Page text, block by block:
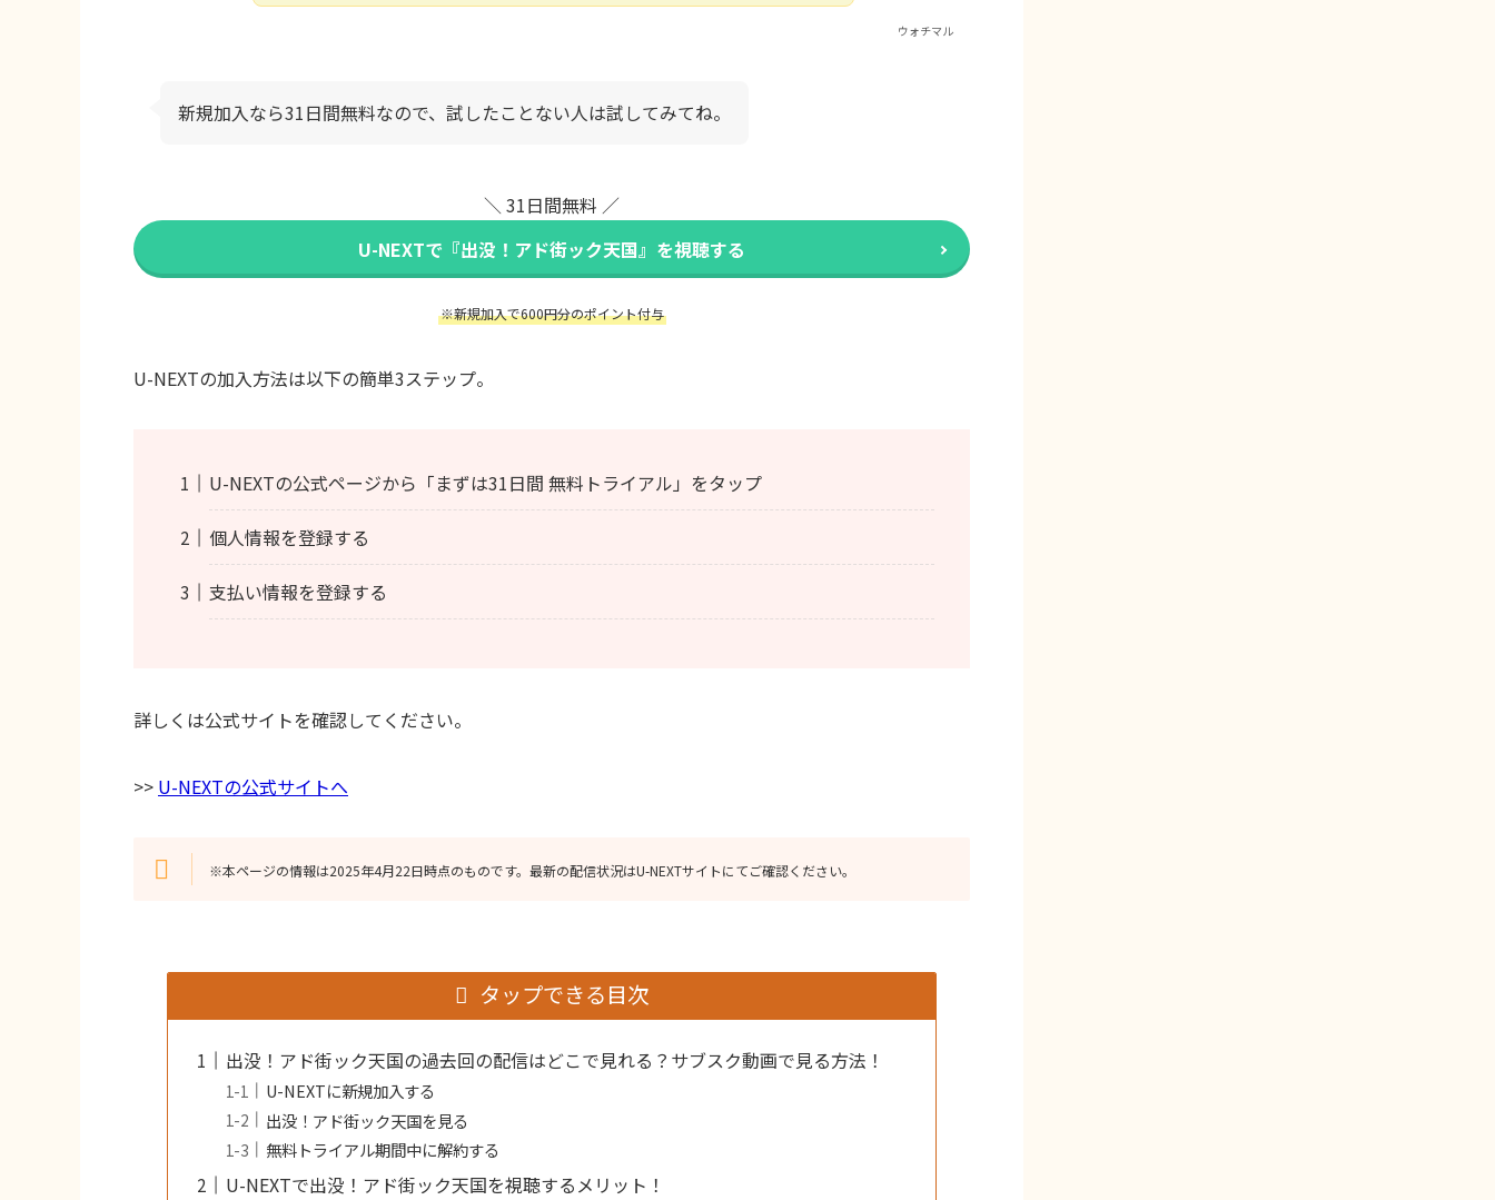
ウォチマル
新規加入なら31日間無料なので、試したことない人は試してみてね。
＼ 31日間無料 ／
U-NEXTで『出没！アド街ック天国』を視聴する
※新規加入で600円分のポイント付与
U-NEXTの加入方法は以下の簡単3ステップ。
U-NEXTの公式ページから「まずは31日間 無料トライアル」をタップ
個人情報を登録する
支払い情報を登録する
詳しくは公式サイトを確認してください。
>> U-NEXTの公式サイトへ
※本ページの情報は2025年4月22日時点のものです。最新の配信状況はU-NEXTサイトにてご確認ください。
タップできる目次
出没！アド街ック天国の過去回の配信はどこで見れる？サブスク動画で見る方法！
U-NEXTに新規加入する
出没！アド街ック天国を見る
無料トライアル期間中に解約する
U-NEXTで出没！アド街ック天国を視聴するメリット！